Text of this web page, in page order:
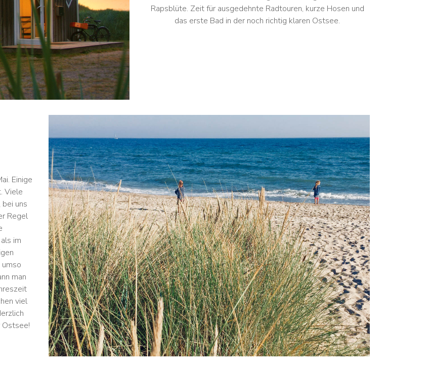
Rapsblüte. Zeit für ausgedehnte Radtouren, kurze Hosen und
das erste Bad in der noch richtig klaren Ostsee.
Einige
Viele
uns
Regel
im
man
viel